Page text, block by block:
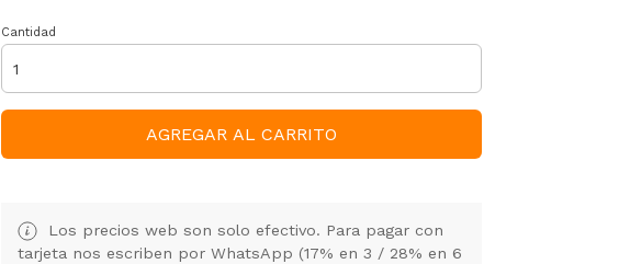
Cantidad
AGREGAR AL CARRITO
Los precios web son solo efectivo. Para pagar con
tarjeta nos escriben por WhatsApp (17% en 3 / 28% en 6